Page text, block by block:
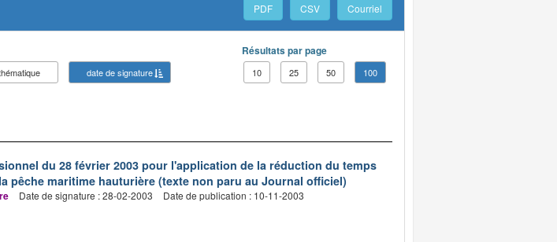
PDF CSV Courriel
date de signature
Résultats par page
10 25 50 100
du 28 février 2003 pour l'application de la réduction du temps
pêche maritime hauturière (texte non paru au Journal officiel)
Date de signature : 28-02-2003 Date de publication : 10-11-2003